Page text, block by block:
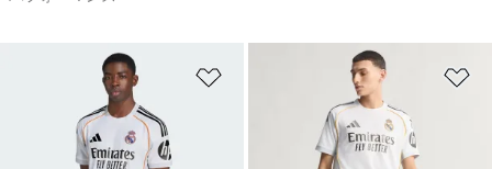
ほしいものリストに追加